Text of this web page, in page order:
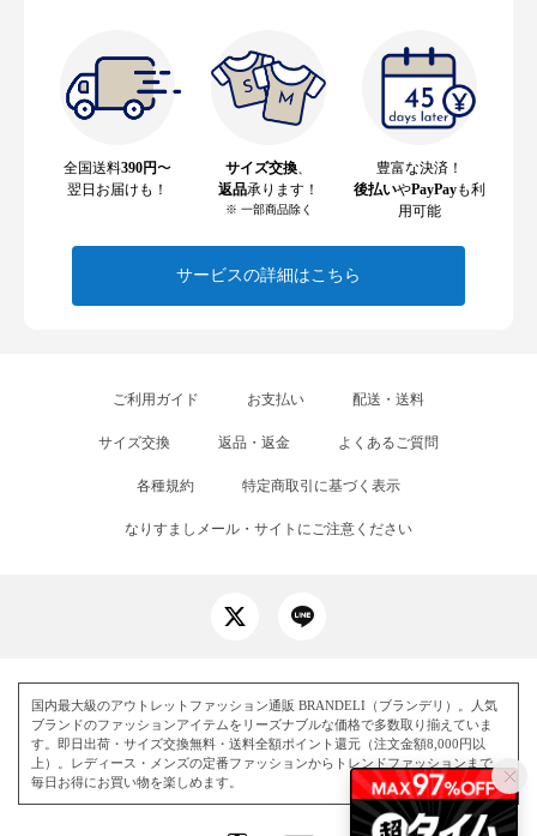
全国送料390円〜
翌日お届けも！
サイズ交換、
返品承ります！
※ 一部商品除く
豊富な決済！
後払いやPayPayも利
用可能
サービスの詳細はこちら
ご利用ガイド お支払い 配送・送料
サイズ交換 返品・返金 よくあるご質問
各種規約 特定商取引に基づく表示
なりすましメール・サイトにご注意ください
国内最大級のアウトレットファッション通販 BRANDELI（ブランデリ）。人気
ブランドのファッションアイテムをリーズナブルな価格で多数取り揃えていま
す。即日出荷・サイズ交換無料・送料全額ポイント還元（注文金額8,000円以
上）。レディース・メンズの定番ファッションからトレンドファッションまで、
毎日お得にお買い物を楽しめます。